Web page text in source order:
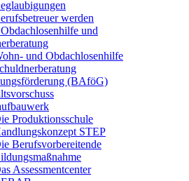
werden
und
und Obdachlosenhilfe
(BAföG)
Produktionsschule
STEP
Berufsvorbereitende
Assessmentcenter